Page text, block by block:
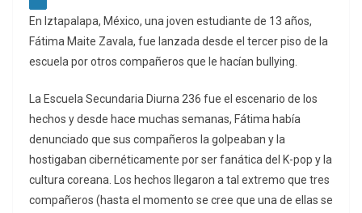
En Iztapalapa, México, una joven estudiante de 13 años,
Fátima Maite Zavala, fue lanzada desde el tercer piso de la
escuela por otros compañeros que le hacían bullying.
La Escuela Secundaria Diurna 236 fue el escenario de los
hechos y desde hace muchas semanas, Fátima había
denunciado que sus compañeros la golpeaban y la
hostigaban cibernéticamente por ser fanática del K-pop y la
cultura coreana. Los hechos llegaron a tal extremo que tres
compañeros (hasta el momento se cree que una de ellas se